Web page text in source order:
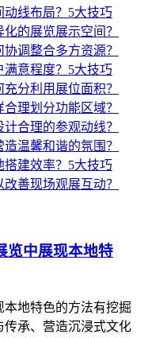
线布局？5大技巧
的展览展示空间？
调整合多方资源？
意程度？5大技巧
分利用展位面积？
理划分功能区域？
合理的参观动线？
温馨和谐的氛围？
建效率？5大技巧
善现场观展互动？
览中展现本地特
地特色的方法有挖掘
承、营造沉浸式文化